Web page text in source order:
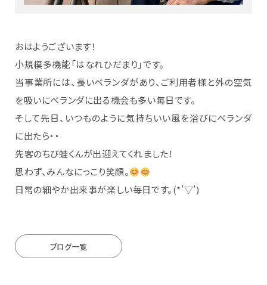
おはようございます！
小規模多機能「はなれひだまり」です。
当事業所には、長いベランダがあり、ご利用者様と外の空気
を吸いにベランダに出る機会も多い毎日です。
そして先日、いつものように気持ちいい風を浴びにベランダ
に出たら・・
先客のちび蛙くんが出迎えてくれました！
思わず、みんなにっこり笑顔。
日常の細やか出来事が楽しい毎日です。(*’▽’)
ブログ一覧